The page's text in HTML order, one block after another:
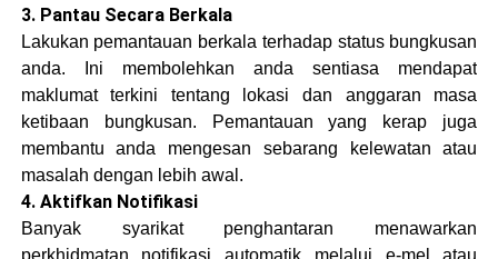
3. Pantau Secara Berkala
Lakukan pemantauan berkala terhadap status bungkusan
anda. Ini membolehkan anda sentiasa mendapat
maklumat terkini tentang lokasi dan anggaran masa
ketibaan bungkusan. Pemantauan yang kerap juga
membantu anda mengesan sebarang kelewatan atau
masalah dengan lebih awal.
4. Aktifkan Notifikasi
Banyak syarikat penghantaran menawarkan
perkhidmatan notifikasi automatik melalui e-mel atau